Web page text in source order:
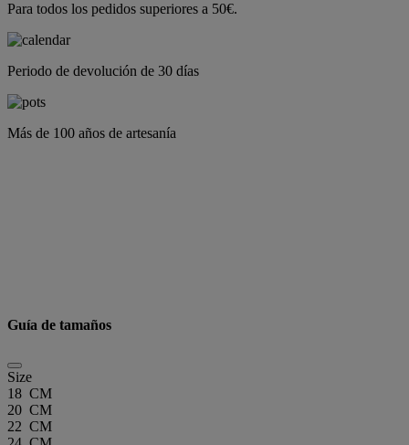
Para todos los pedidos superiores a 50€.
Periodo de devolución de 30 días
Más de 100 años de artesanía
Guía de tamaños
Size
18 CM
20 CM
22 CM